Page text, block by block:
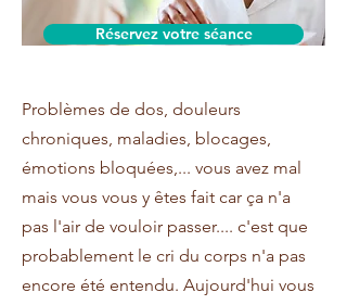
Réservez votre séance
Problèmes de dos, douleurs
chroniques, maladies, blocages,
émotions bloquées,... vous avez mal
mais vous vous y êtes fait car ça n'a
pas l'air de vouloir passer.... c'est que
probablement le cri du corps n'a pas
encore été entendu. Aujourd'hui vous